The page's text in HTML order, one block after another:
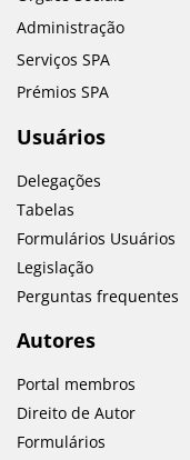
Administração
Serviços SPA
Prémios SPA
Usuários
Delegações
Tabelas
Formulários Usuários
Legislação
Perguntas frequentes
Autores
Portal membros
Direito de Autor
Formulários